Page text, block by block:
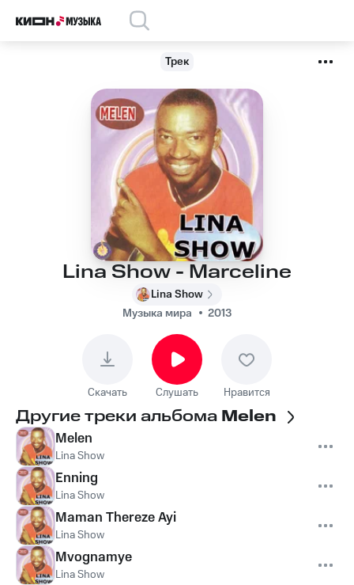
Трек
Lina Show - Marceline
Lina Show
Музыка мира
2013
Скачать Слушать Нравится
Другие треки альбома Melen
Melen
Lina Show
Enning
Lina Show
Maman Thereze Ayi
Lina Show
Mvognamye
Lina Show